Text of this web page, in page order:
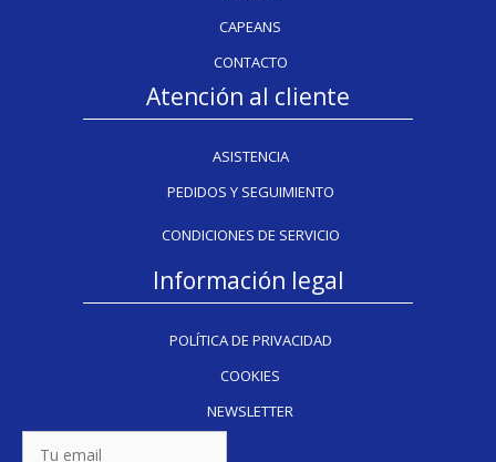
CAPEANS
CONTACTO
Atención al cliente
ASISTENCIA
PEDIDOS Y SEGUIMIENTO
CONDICIONES DE SERVICIO
Información legal
POLÍTICA DE PRIVACIDAD
COOKIES
NEWSLETTER